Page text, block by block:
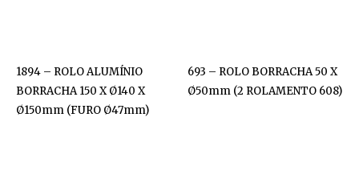
1894 – ROLO ALUMÍNIO
BORRACHA 150 X Ø140 X
Ø150mm (FURO Ø47mm)
693 – ROLO BORRACHA 50 X
Ø50mm (2 ROLAMENTO 608)